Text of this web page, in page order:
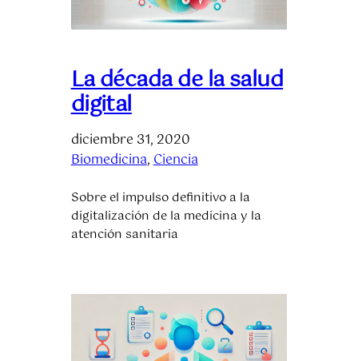
La década de la salud
digital
diciembre 31, 2020
Biomedicina, Ciencia
Sobre el impulso definitivo a la
digitalización de la medicina y la
atención sanitaria